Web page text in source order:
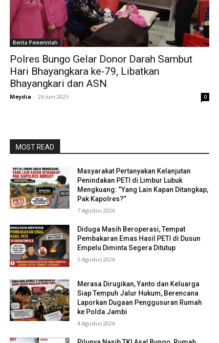
Berita Pemerintah
Polres Bungo Gelar Donor Darah Sambut
Hari Bhayangkara ke-79, Libatkan
Bhayangkari dan ASN
Meydia - 26 Juni 2025 0
MOST READ
Masyarakat Pertanyakan Kelanjutan
Penindakan PETI di Limbur Lubuk
Mengkuang: “Yang Lain Kapan Ditangkap,
Pak Kapolres?”
7 Agustus 2026
Diduga Masih Beroperasi, Tempat
Pembakaran Emas Hasil PETI di Dusun
Empelu Diminta Segera Ditutup
5 Agustus 2026
Merasa Dirugikan, Yanto dan Keluarga
Siap Tempuh Jalur Hukum, Berencana
Laporkan Dugaan Penggusuran Rumah
ke Polda Jambi
4 Agustus 2026